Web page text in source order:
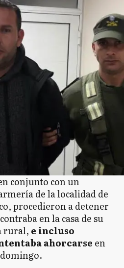
conjunto con un
de la localidad de
procedieron a detener
en la casa de su
rural, e incluso
ahorcarse en